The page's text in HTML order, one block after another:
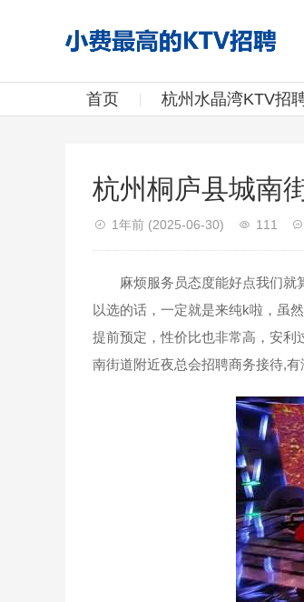
首页 杭州水晶湾KTV招
杭州桐庐县城南
1年前 (2025-06-30) 111
麻烦服务员态度能好点我们就算
以选的话，一定就是来纯k啦，虽
提前预定，性价比也非常高，安
南街道附近夜总会招聘商务接待,